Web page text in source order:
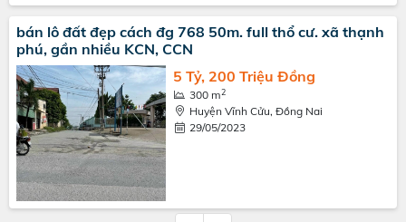
bán lô đất đẹp cách đg 768 50m. full thổ cư. xã thạnh
phú, gần nhiều KCN, CCN
5 Tỷ, 200 Triệu Đồng
300 m2
Huyện Vĩnh Cửu, Đồng Nai
29/05/2023